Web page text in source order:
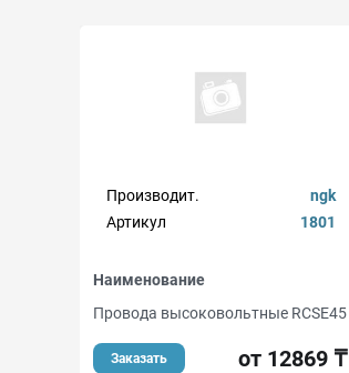
Производит.
ngk
Артикул
1801
Наименование
Провода высоковольтные RCSE45
Заказать от 12869 ₸